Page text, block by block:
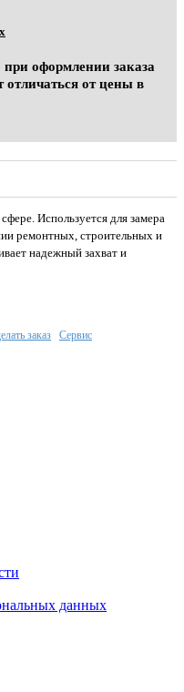
при оформлении заказа
отличаться от цены в
Используется для замера
ремонтных, строительных и
надежный захват и
заказ Сервис
данных